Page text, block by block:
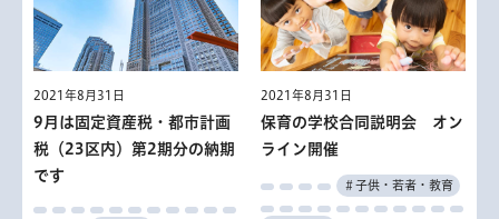
2021年8月31日
9月は固定資産税・都市計画
税（23区内）第2期分の納期
です
2021年8月31日
保育の学校合同説明会 オン
ライン開催
＃子供・若者・教育
2021年8月31日
「働く女性応援セミナー」オ
ンライン開催
＃産業・仕事
2021年8月31日
多摩消費生活センター 知っ
てトクする暮らしの連続講座
＃くらし・住まい
＃学ぶ
2021年8月31日
東京マラソン2021ランナー
向け応援動画等
＃スポーツ
2021年8月31日
障害者週間ポスターの標語
＃高齢者・福祉
2021年8月31日
認知症シンポジウム「認知症
とともに生きる」
2021年8月31日
東京都人権プラザ企画展「み
んなのスポーツ」
＃スポーツ
＃行財政